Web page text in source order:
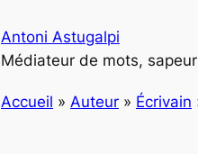
Antoni Astugalpi
Médiateur de mots,
Accueil » Auteur » Écrivain